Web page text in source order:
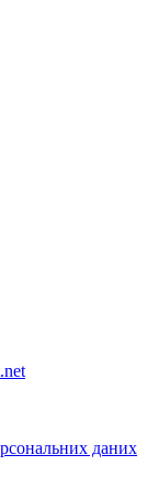
даних